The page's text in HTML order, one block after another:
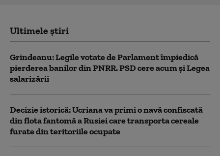
Ultimele știri
Grindeanu: Legile votate de Parlament împiedică
pierderea banilor din PNRR. PSD cere acum și Legea
salarizării
Decizie istorică: Ucriana va primi o navă confiscată
din flota fantomă a Rusiei care transporta cereale
furate din teritoriile ocupate